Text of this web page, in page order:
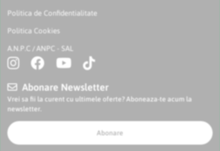
Politica de Confidentialitate
Politica Cookies
A.N.P.C / ANPC - SAL
Abonare Newsletter
Vrei sa fii la curent cu ultimele oferte? Aboneaza-te acum la
newsletter.
Abonare